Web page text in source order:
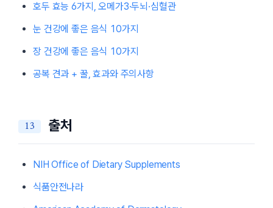
호두 효능 6가지, 오메가3·두뇌·심혈관
눈 건강에 좋은 음식 10가지
장 건강에 좋은 음식 10가지
공복 견과 + 꿀, 효과와 주의사항
출처
NIH Office of Dietary Supplements
식품안전나라